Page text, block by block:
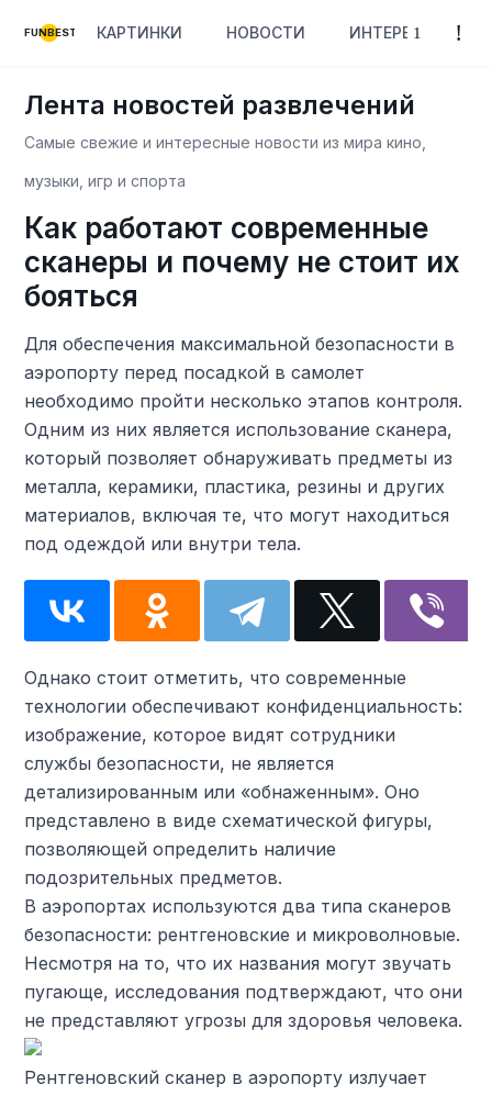
FUNBEST КАРТИНКИ НОВОСТИ ИНТЕРЕСНОЕ
Лента новостей развлечений
Самые свежие и интересные новости из мира кино,
музыки, игр и спорта
Как работают современные
сканеры и почему не стоит их
бояться
Для обеспечения максимальной безопасности в
аэропорту перед посадкой в самолет
необходимо пройти несколько этапов контроля.
Одним из них является использование сканера,
который позволяет обнаруживать предметы из
металла, керамики, пластика, резины и других
материалов, включая те, что могут находиться
под одеждой или внутри тела.
Однако стоит отметить, что современные
технологии обеспечивают конфиденциальность:
изображение, которое видят сотрудники
службы безопасности, не является
детализированным или «обнаженным». Оно
представлено в виде схематической фигуры,
позволяющей определить наличие
подозрительных предметов.
В аэропортах используются два типа сканеров
безопасности: рентгеновские и микроволновые.
Несмотря на то, что их названия могут звучать
пугающе, исследования подтверждают, что они
не представляют угрозы для здоровья человека.
Рентгеновский сканер в аэропорту излучает